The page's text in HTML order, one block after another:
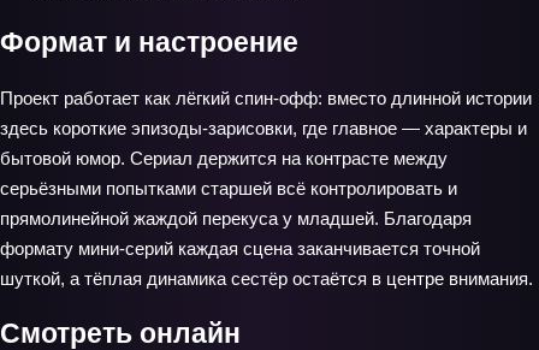
Формат и настроение
Проект работает как лёгкий спин-офф: вместо длинной истории
здесь короткие эпизоды-зарисовки, где главное — характеры и
бытовой юмор. Сериал держится на контрасте между
серьёзными попытками старшей всё контролировать и
прямолинейной жаждой перекуса у младшей. Благодаря
формату мини-серий каждая сцена заканчивается точной
шуткой, а тёплая динамика сестёр остаётся в центре внимания.
Смотреть онлайн